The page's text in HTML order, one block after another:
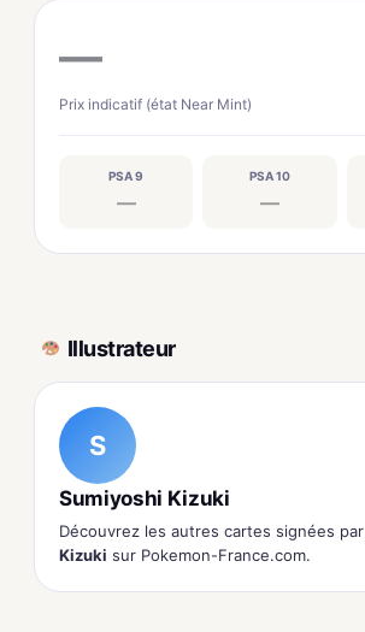
—
Prix indicatif (état Near Mint)
PSA 9
—
PSA 10
—
Illustrateur
S
Sumiyoshi Kizuki
Découvrez les autres cartes signées par
Kizuki sur Pokemon-France.com.